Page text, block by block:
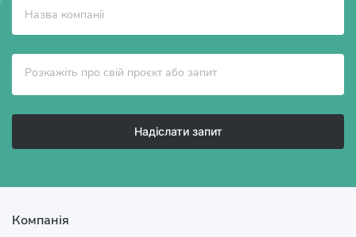
Надіслати запит
Компанія